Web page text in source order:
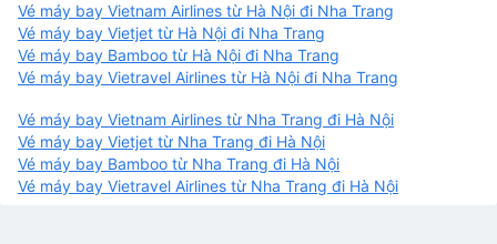
Vé máy bay Vietnam Airlines từ Hà Nội đi Nha Trang
Vé máy bay Vietjet từ Hà Nội đi Nha Trang
Vé máy bay Bamboo từ Hà Nội đi Nha Trang
Vé máy bay Vietravel Airlines từ Hà Nội đi Nha Trang
Vé máy bay Vietnam Airlines từ Nha Trang đi Hà Nội
Vé máy bay Vietjet từ Nha Trang đi Hà Nội
Vé máy bay Bamboo từ Nha Trang đi Hà Nội
Vé máy bay Vietravel Airlines từ Nha Trang đi Hà Nội